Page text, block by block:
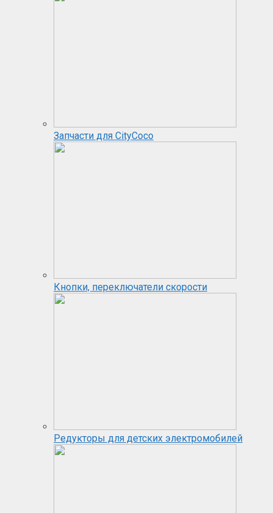
Запчасти для CityCoco
Кнопки, переключатели скорости
Редукторы для детских электромобилей